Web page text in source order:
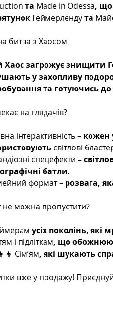
та Made in Odessa, що
Геймерленду та
битва з Хаосом!
Хаос загрожує знищити
у захопливу
та готуючись до
на глядачів?
інтерактивність – кожен
світлові
спецефекти –
батли.
формат – розвага,
не можна пропустити?
усіх поколінь, які
і підліткам, що
Сім’ям, які шукають
вже у продажу!